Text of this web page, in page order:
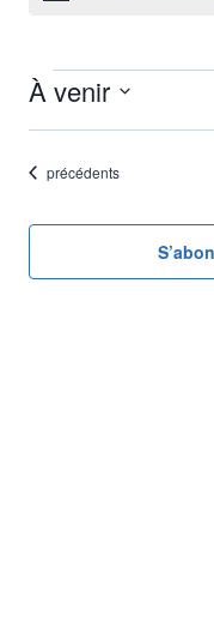
À venir
Sélectionnez
Évènements
précédents